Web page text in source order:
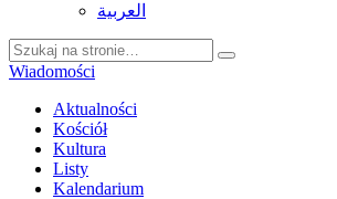
العربية
Wiadomości
Aktualności
Kościół
Kultura
Listy
Kalendarium